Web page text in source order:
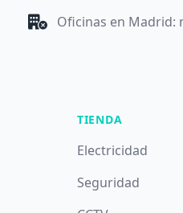
Oficinas en Madrid:
TIENDA
Electricidad
Seguridad